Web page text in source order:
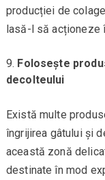
producției de
lasă-l să acționeze
Folosește
decolteului
Există multe
îngrijirea gâtului și
această zonă
destinate în mod